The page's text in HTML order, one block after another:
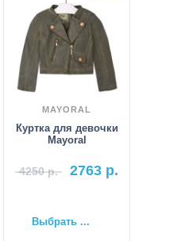
MAYORAL
Куртка для девочки
Mayoral
4250р. 2763 р.
Выбрать ...